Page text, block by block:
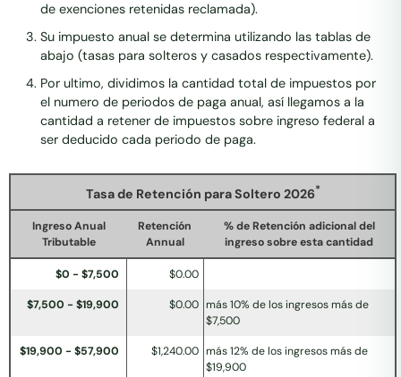
de exenciones retenidas reclamada).
Su impuesto anual se determina utilizando las tablas de
abajo (tasas para solteros y casados respectivamente).
Por ultimo, dividimos la cantidad total de impuestos por
el numero de periodos de paga anual, así llegamos a la
cantidad a retener de impuestos sobre ingreso federal a
ser deducido cada periodo de paga.
Tasa de Retención para Soltero 2026*
Ingreso Anual
Tributable
Retención
Annual
% de Retención adicional del
ingreso sobre esta cantidad
$0 - $7,500 $0.00
$7,500 - $19,900 $0.00 más 10% de los ingresos más de
$7,500
$19,900 - $57,900 $1,240.00 más 12% de los ingresos más de
$19,900